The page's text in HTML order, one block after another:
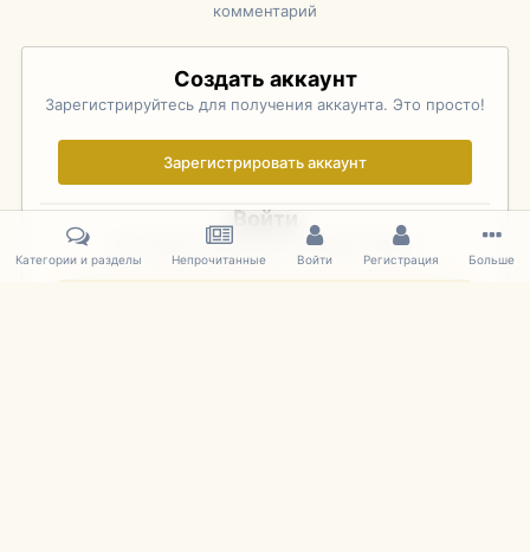
комментарий
Создать аккаунт
Зарегистрируйтесь для получения аккаунта. Это просто!
Зарегистрировать аккаунт
Войти
Уже зарегистрированы? Войдите здесь.
Категории и разделы Непрочитанные Войти Регистрация Больше